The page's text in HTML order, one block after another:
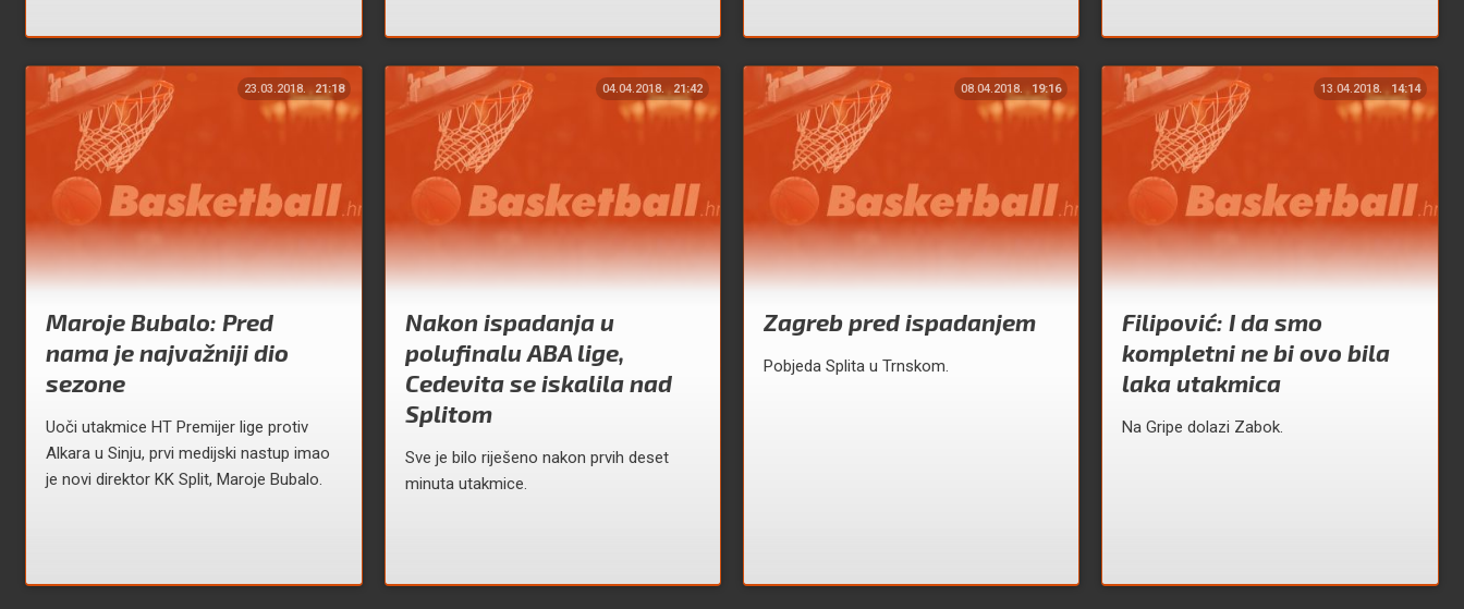
23.03.2018. 21:18
Maroje Bubalo: Pred
nama je najvažniji dio
sezone
Uoči utakmice HT Premijer lige protiv
Alkara u Sinju, prvi medijski nastup imao
je novi direktor KK Split, Maroje Bubalo.
04.04.2018. 21:42
Nakon ispadanja u
polufinalu ABA lige,
Cedevita se iskalila nad
Splitom
Sve je bilo riješeno nakon prvih deset
minuta utakmice.
08.04.2018. 19:16
Zagreb pred ispadanjem
Pobjeda Splita u Trnskom.
13.04.2018. 14:14
Filipović: I da smo
kompletni ne bi ovo bila
laka utakmica
Na Gripe dolazi Zabok.